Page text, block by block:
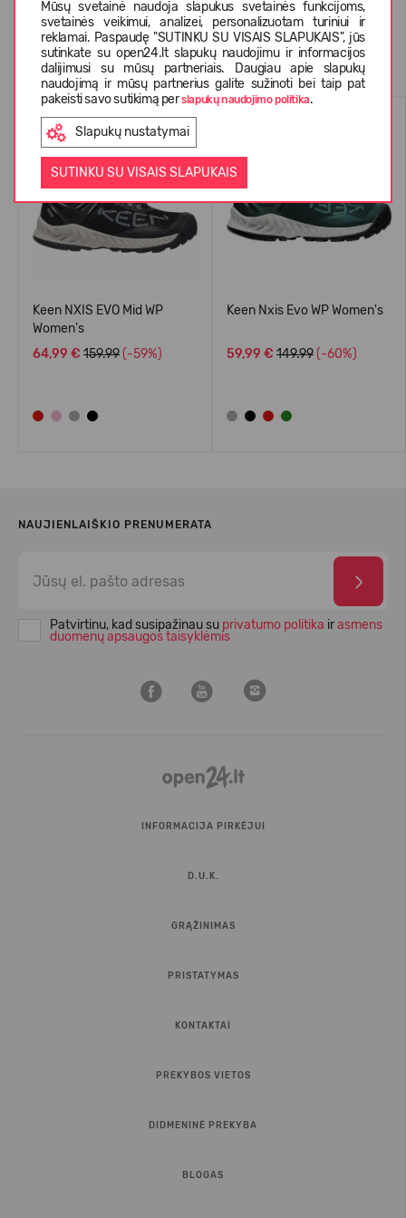
Mūsų svetainė naudoja slapukus svetainės funkcijoms,
svetainės veikimui, analizei, personalizuotam turiniui ir
reklamai. Paspaudę "SUTINKU SU VISAIS SLAPUKAIS", jūs
sutinkate su open24.lt slapukų naudojimu ir informacijos
dalijimusi su mūsų partneriais. Daugiau apie slapukų
naudojimą ir mūsų partnerius galite sužinoti bei taip pat
pakeisti savo sutikimą perslapukų naudojimo politika.
Slapukų nustatymai
SUTINKU SU VISAIS SLAPUKAIS
Panašios prekės
-59%
Keen NXIS EVO Mid WP
Women's
64,99 € 159.99 (-59%)
Keen Nxis Evo WP Women's
59,99 € 149.99 (-60%)
NAUJIENLAIŠKIO PRENUMERATA
Patvirtinu, kad susipažinau su privatumo politika irasmens
duomenų apsaugos taisyklėmis
INFORMACIJA PIRKĖJUI
D.U.K.
GRĄŽINIMAS
PRISTATYMAS
KONTAKTAI
PREKYBOS VIETOS
DIDMENINĖ PREKYBA
BLOGAS